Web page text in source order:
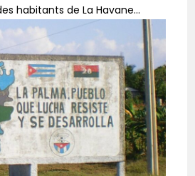
habitants de La Havane…